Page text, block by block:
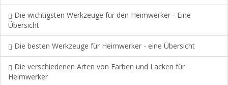
Die wichtigsten Werkzeuge für den Heimwerker - Eine
Übersicht
Die besten Werkzeuge für Heimwerker - eine Übersicht
Die verschiedenen Arten von Farben und Lacken für
Heimwerker